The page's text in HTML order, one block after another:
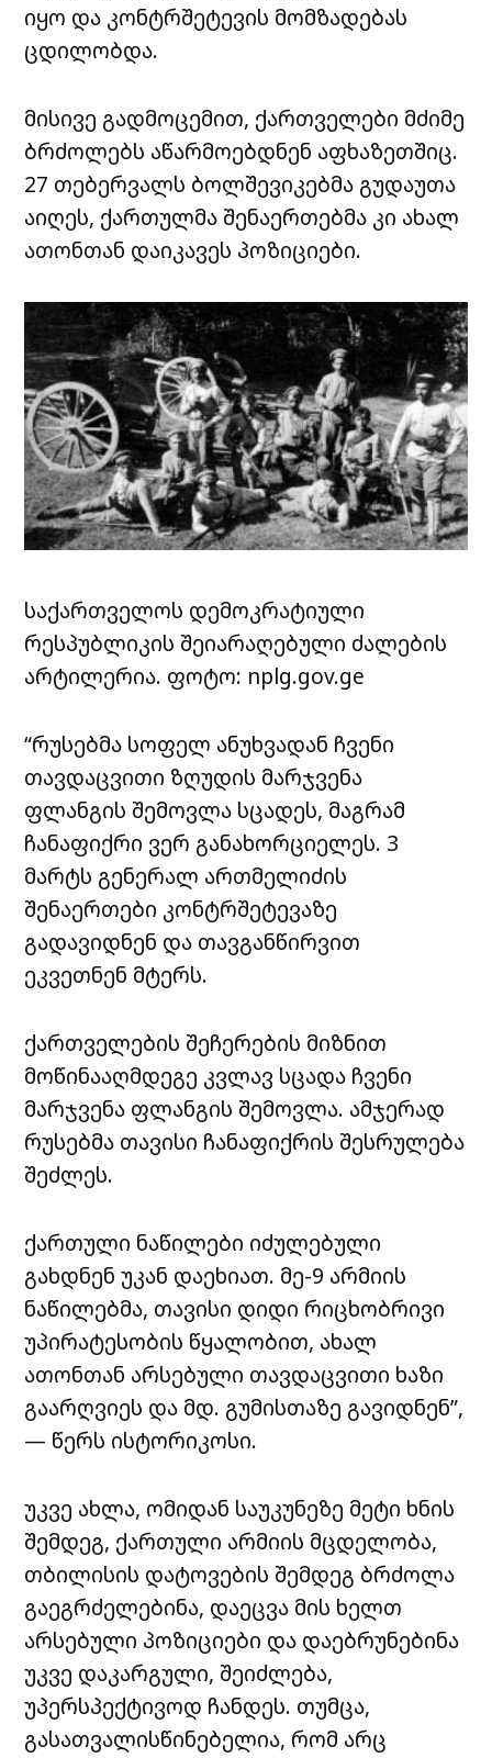
იყო და კონტრშეტევის მომზადებას
ცდილობდა.
მისივე გადმოცემით, ქართველები მძიმე
ბრძოლებს აწარმოებდნენ აფხაზეთშიც.
27 თებერვალს ბოლშევიკებმა გუდაუთა
აიღეს, ქართულმა შენაერთებმა კი ახალ
ათონთან დაიკავეს პოზიციები.
საქართველოს დემოკრატიული
რესპუბლიკის შეიარაღებული ძალების
არტილერია. ფოტო: nplg.gov.ge
“რუსებმა სოფელ ანუხვადან ჩვენი
თავდაცვითი ზღუდის მარჯვენა
ფლანგის შემოვლა სცადეს, მაგრამ
ჩანაფიქრი ვერ განახორციელეს. 3
მარტს გენერალ ართმელიძის
შენაერთები კონტრშეტევაზე
გადავიდნენ და თავგანწირვით
ეკვეთნენ მტერს.
ქართველების შეჩერების მიზნით
მოწინააღმდეგე კვლავ სცადა ჩვენი
მარჯვენა ფლანგის შემოვლა. ამჯერად
რუსებმა თავისი ჩანაფიქრის შესრულება
შეძლეს.
ქართული ნაწილები იძულებული
გახდნენ უკან დაეხიათ. მე-9 არმიის
ნაწილებმა, თავისი დიდი რიცხობრივი
უპირატესობის წყალობით, ახალ
ათონთან არსებული თავდაცვითი ხაზი
გაარღვიეს და მდ. გუმისთაზე გავიდნენ”,
— წერს ისტორიკოსი.
უკვე ახლა, ომიდან საუკუნეზე მეტი ხნის
შემდეგ, ქართული არმიის მცდელობა,
თბილისის დატოვების შემდეგ ბრძოლა
გაეგრძელებინა, დაეცვა მის ხელთ
არსებული პოზიციები და დაებრუნებინა
უკვე დაკარგული, შეიძლება,
უპერსპექტივოდ ჩანდეს. თუმცა,
გასათვალისწინებელია, რომ არც